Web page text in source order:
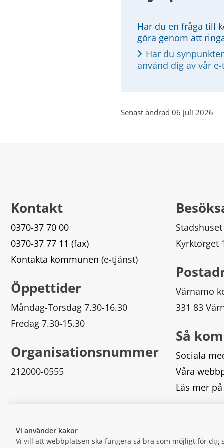
Vi använder kakor
Vi vill att webbplatsen ska fungera så bra som möjligt för
Har du en fråga till
göra genom att
Har du
använd dig av vår
Senast ändrad 06 juli 2026
Kontakt
0370-37 70 00
0370-37 77 11 (fax)
Kontakta kommunen (e-tjänst)
Öppettider
Måndag-Torsdag 7.30-16.30
Fredag 7.30-15.30
Organisationsnummer
212000-0555
Stadshuset
Kyrktorget
Värnamo
331 83
Så
Sociala
Våra
Läs mer